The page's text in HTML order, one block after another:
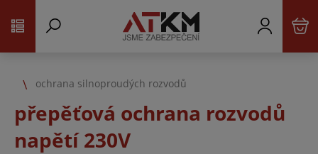
ochrana silnoproudých rozvodů
přepěťová ochrana rozvodů
napětí 230V